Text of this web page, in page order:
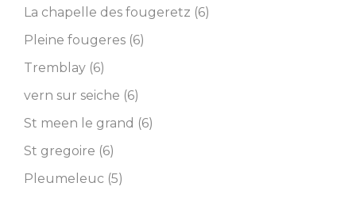
La chapelle des fougeretz (6)
Pleine fougeres (6)
Tremblay (6)
vern sur seiche (6)
St meen le grand (6)
St gregoire (6)
Pleumeleuc (5)